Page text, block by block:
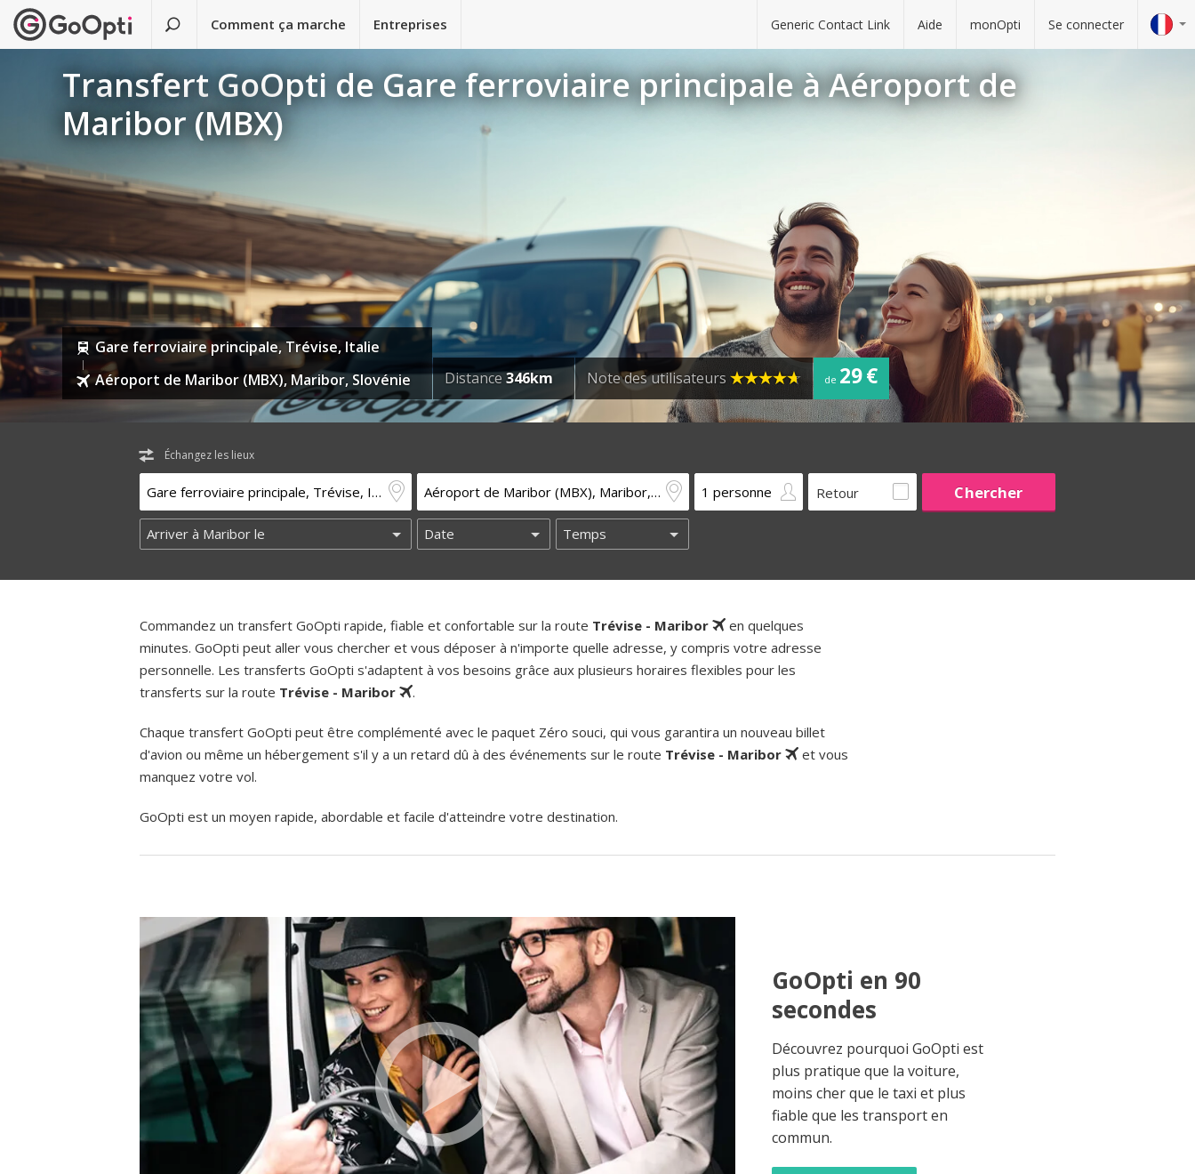
Comment ça marche Entreprises Generic Contact Link Aide monOpti Se connecter
Transfert GoOpti de Gare ferroviaire principale à Aéroport de
Maribor (MBX)
Gare ferroviaire principale, Trévise, Italie
Aéroport de Maribor (MBX), Maribor, Slovénie
Distance346km Note des utilisateurs de 29 €
Échangez les lieux
Retour
Commandez un transfert GoOpti rapide, fiable et confortable sur la route Trévise - Maribor
en quelques
minutes. GoOpti peut aller vous chercher et vous déposer à n'importe quelle adresse, y compris votre adresse
personnelle. Les transferts GoOpti s'adaptent à vos besoins grâce aux plusieurs horaires flexibles pour les
transferts sur la route Trévise - Maribor .
Chaque transfert GoOpti peut être complémenté avec le paquet Zéro souci, qui vous garantira un nouveau billet
d'avion ou même un hébergement s'il y a un retard dû à des événements sur le route Trévise - Maribor
et vous
manquez votre vol.
GoOpti est un moyen rapide, abordable et facile d'atteindre votre destination.
GoOpti en 90
secondes
Découvrez pourquoi GoOpti est
plus pratique que la voiture,
moins cher que le taxi et plus
fiable que les transport en
commun.